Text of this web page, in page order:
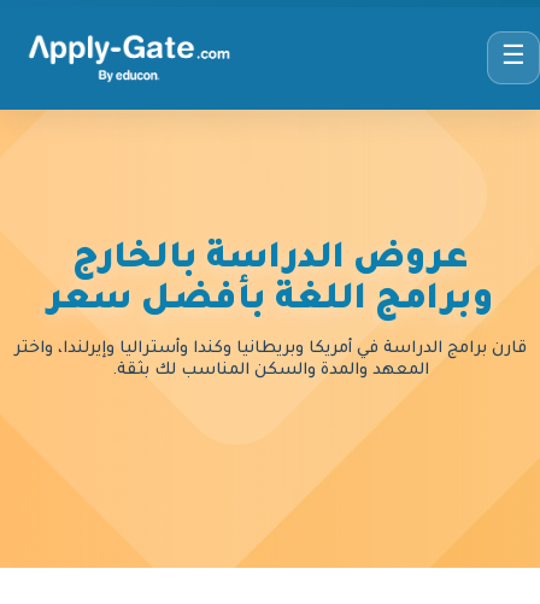
☰
عروض الدراسة بالخارج
وبرامج اللغة بأفضل سعر
قارن برامج الدراسة في أمريكا وبريطانيا وكندا وأستراليا وإيرلندا، واختر
المعهد والمدة والسكن المناسب لك بثقة.